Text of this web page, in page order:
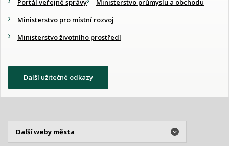
Portál veřejné správy
Ministerstvo průmyslu a obchodu
Ministerstvo pro místní rozvoj
Ministerstvo životního prostředí
Další užitečné odkazy